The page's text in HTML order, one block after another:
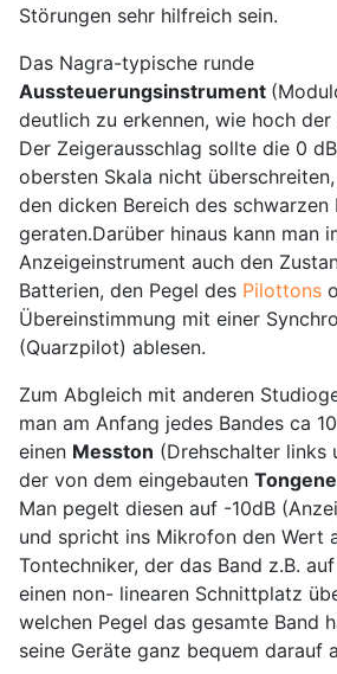
Störungen sehr hilfreich sein.
Das Nagra-typische runde
Aussteuerungsinstrument
deutlich zu erkennen, wie hoch
Der Zeigerausschlag sollte die 0
obersten Skala nicht
den dicken Bereich des schwarzen
geraten.Darüber hinaus kann man
Anzeigeinstrument auch den
Batterien, den Pegel des Pilottons
Übereinstimmung mit einer
(Quarzpilot) ablesen.
Zum Abgleich mit anderen
man am Anfang jedes Bandes ca
einen Messton (Drehschalter links
der von dem eingebauten
Man pegelt diesen auf -10dB
und spricht ins Mikrofon den Wert
Tontechniker, der das Band z.B.
einen non- linearen Schnittplatz
welchen Pegel das gesamte Band
seine Geräte ganz bequem darauf